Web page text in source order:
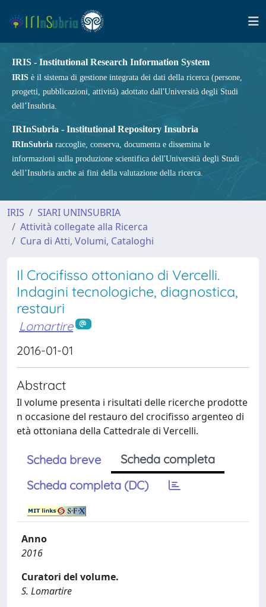
IRIS - Institutional Research Information System
IRIS è il sistema di gestione integrata dei dati della ricerca (persone,
progetti, pubblicazioni, attività) adottato dall'Università degli Studi
dell’Insubria.
IRInSubria - Institutional Repository Insubria
IRInSubria raccoglie, conserva, documenta e dissemina le
informazioni sulla produzione scientifica dell'Università degli Studi
dell’Insubria anche ai fini della valutazione della ricerca.
IRIS
SIARI UNINSUBRIA
Attività collegate alla Ricerca
Cura di Atti, Volumi, Cataloghi
Il Crocifisso ottoniano di Vercelli.
Indagini tecnologiche, diagnostica,
restauri
Lomartire
2016-01-01
Abstract
Il volume presenta i risultati delle ricerche prodotte
n occasione del restauro del crocifisso argenteo di
età ottoniana della Cattedrale di Vercelli.
Scheda breve
Scheda completa
Scheda completa (DC)
Anno
2016
Curatori del volume.
S. Lomartire